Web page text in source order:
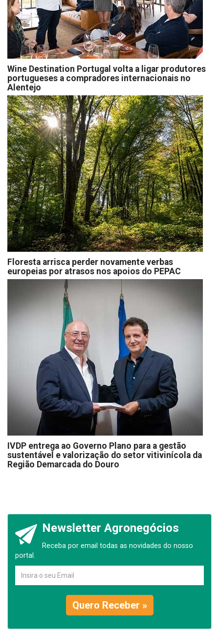
Wine Destination Portugal volta a ligar produtores
portugueses a compradores internacionais no
Alentejo
Floresta arrisca perder novamente verbas
europeias por atrasos nos apoios do PEPAC
IVDP entrega ao Governo Plano para a gestão
sustentável e valorização do setor vitivinícola da
Região Demarcada do Douro
Newsletter Agronegócios
Receba por email todas as novidades do nosso
portal.
Quero Receber »